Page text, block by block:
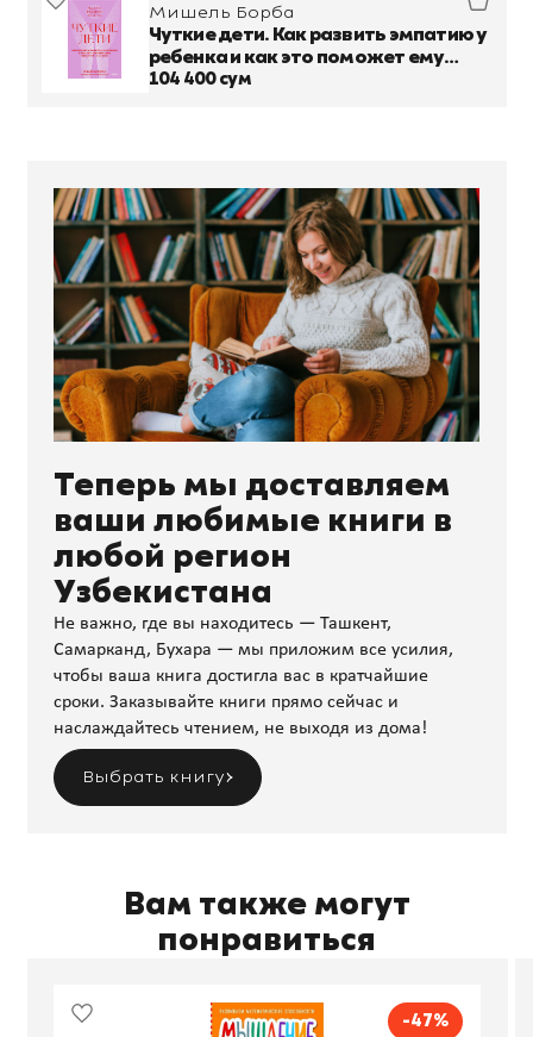
Мишель Борба
Чуткие дети. Как развить эмпатию у
ребенка и как это поможет ему
преуспеть в жизни
104 400 сум
Теперь мы доставляем
ваши любимые книги в
любой регион
Узбекистана
Не важно, где вы находитесь — Ташкент,
Самарканд, Бухара — мы приложим все усилия,
чтобы ваша книга достигла вас в кратчайшие
сроки. Заказывайте книги прямо сейчас и
наслаждайтесь чтением, не выходя из дома!
Выбрать книгу
Вам также могут
понравиться
-47%